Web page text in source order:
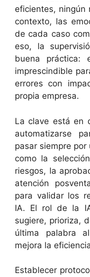
eficientes, ningún
contexto, las
de cada caso
eso, la
buena práctica:
imprescindible
errores con
propia empresa.
La clave está en
automatizarse
pasar siempre
como la
riesgos, la
atención
para validar los
IA. El rol de la
sugiere, prioriza,
última palabra
mejora la
Establecer